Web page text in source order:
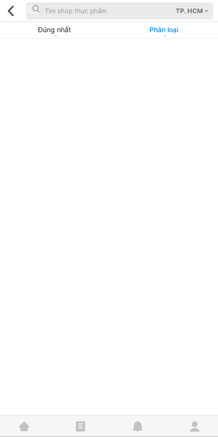
TP. HCM
Đúng nhất Phân loại